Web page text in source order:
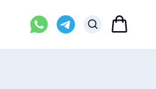
+49 177-935-9767